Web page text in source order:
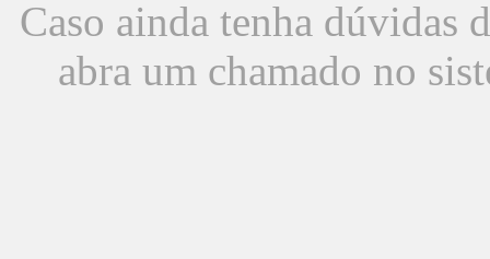
Caso ainda tenha dúvidas
abra um chamado no